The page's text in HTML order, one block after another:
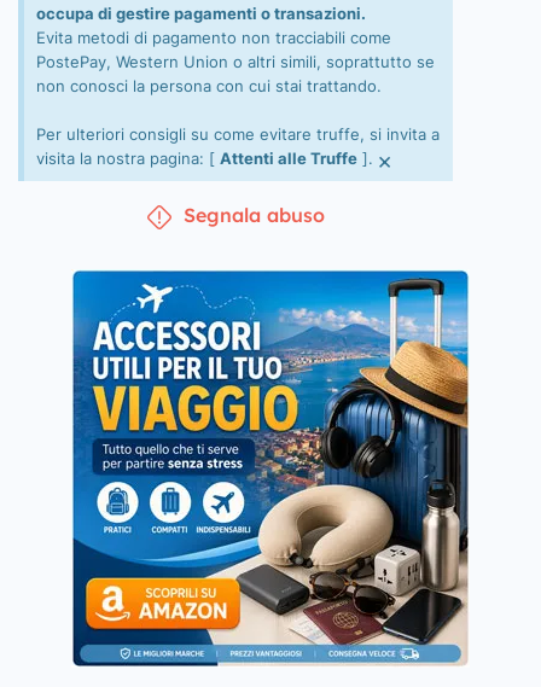
occupa di gestire pagamenti o transazioni.
Evita metodi di pagamento non tracciabili come
PostePay, Western Union o altri simili, soprattutto se
non conosci la persona con cui stai trattando.
Per ulteriori consigli su come evitare truffe, si invita a
visita la nostra pagina: [ Attenti alle Truffe ]. ×
Segnala abuso